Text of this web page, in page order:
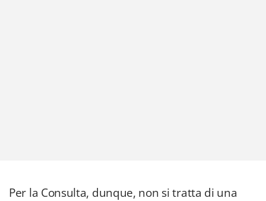
Per la Consulta, dunque, non si tratta di una